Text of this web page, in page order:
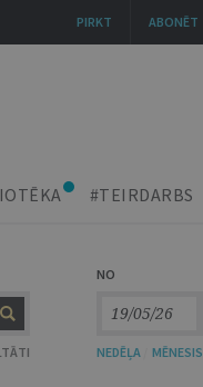
#TEIRDARBS
NO
NEDĒĻA MĒNESIS
ABONĒT
PIRKT